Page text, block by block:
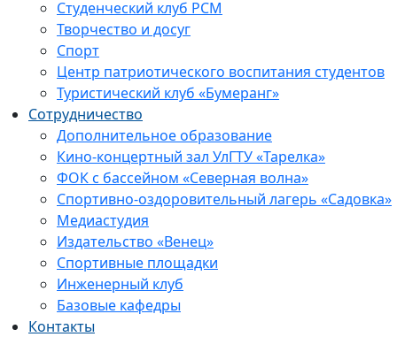
Студенческий клуб РСМ
Творчество и досуг
Спорт
Центр патриотического воспитания студентов
Туристический клуб «Бумеранг»
Сотрудничество
Дополнительное образование
Кино-концертный зал УлГТУ «Тарелка»
ФОК с бассейном «Северная волна»
Спортивно-оздоровительный лагерь «Садовка»
Медиастудия
Издательство «Венец»
Спортивные площадки
Инженерный клуб
Базовые кафедры
Контакты